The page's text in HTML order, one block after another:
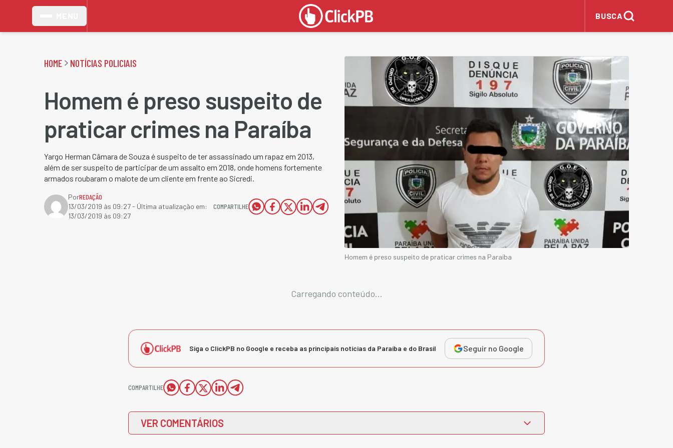
BUSCA
HOME NOTÍCIAS POLICIAIS
Homem é preso suspeito de
praticar crimes na Paraíba
Yargo Herman Câmara de Souza é suspeito de ter assassinado um rapaz em 2013,
além de ser suspeito de participar de um assalto em 2018, onde homens fortemente
armados roubaram o malote de um cliente em frente ao Sicredi.
PorREDAÇÃO
13/03/2019 às 09:27- Última atualização em:
13/03/2019 às 09:27
COMPARTILHE
Homem é preso suspeito de praticar crimes na Paraíba
Carregando conteúdo...
Siga o ClickPB no Google e receba as principais notícias da Paraíba e do Brasil Seguir no Google
COMPARTILHE
VER COMENTÁRIOS